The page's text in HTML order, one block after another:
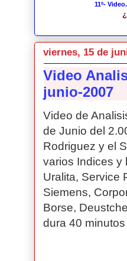
11º-
viernes, 15 de
Video
junio-2007
Video de
de Junio del
Rodriguez y el
varios Indices y
Uralita, Service
Siemens,
Borse,
dura 40